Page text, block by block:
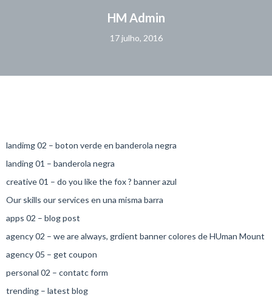
HM Admin
17 julho, 2016
landimg 02 – boton verde en banderola negra
landing 01 – banderola negra
creative 01 – do you like the fox ? banner azul
Our skills our services en una misma barra
apps 02 – blog post
agency 02 – we are always, grdient banner colores de HUman Mount
agency 05 – get coupon
personal 02 – contatc form
trending – latest blog